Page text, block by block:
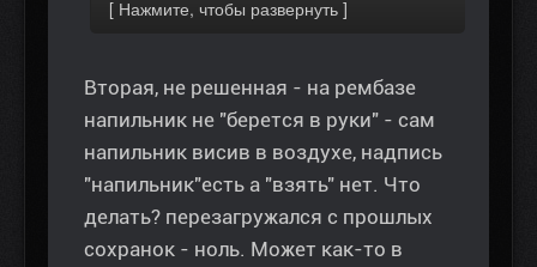
Вторая, не решенная - на рембазе
напильник не "берется в руки" - сам
напильник висив в воздухе, надпись
"напильник"есть а "взять" нет. Что
делать? перезагружался с прошлых
сохранок - ноль. Может как-то в